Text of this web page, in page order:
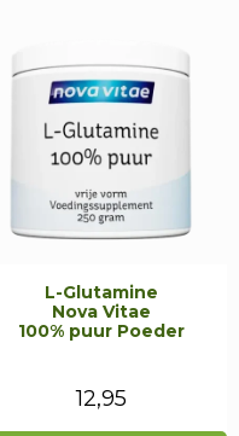
L-Glutamine
Nova Vitae
100% puur Poeder
12,95